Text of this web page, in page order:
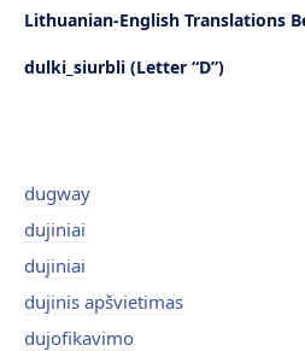
Lithuanian-English Translations
dulki_siurbli (Letter “D”)
dugway
dujiniai
dujiniai
dujinis apšvietimas
dujofikavimo